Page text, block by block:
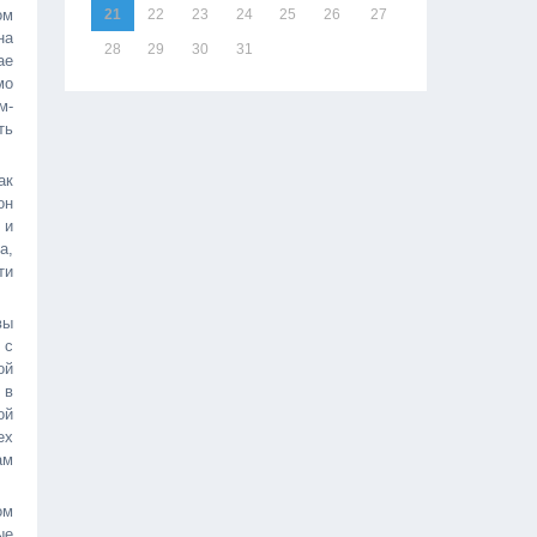
и
с
в
21 22 23 24 25 26 27
28 29 30 31